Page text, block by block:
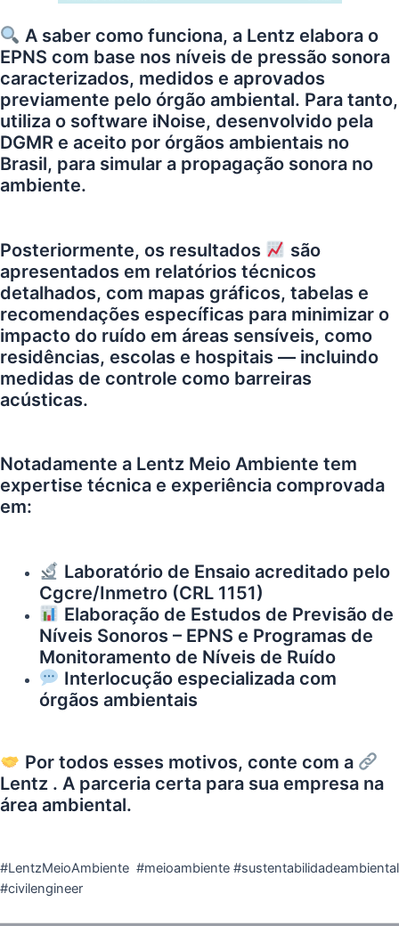
A saber como funciona, a Lentzelabora o
EPNS com base nos níveis de pressão sonora
caracterizados, medidos e aprovados
previamente pelo órgão ambiental. Para tanto,
utiliza o software iNoise, desenvolvido pela
DGMR e aceito por órgãos ambientais no
Brasil, para simular a propagação sonora no
ambiente.
Posteriormente, os resultados
são
apresentados em relatórios técnicos
detalhados, com mapas gráficos, tabelas e
recomendações específicas para minimizar o
impacto do ruído em áreas sensíveis, como
residências, escolas e hospitais — incluindo
medidas de controle como barreiras
acústicas.
Notadamente a Lentz Meio Ambiente tem
expertise técnica e experiência comprovada
em:
Laboratório de Ensaio acreditado pelo
Cgcre/Inmetro (CRL 1151)
Elaboração de Estudos de Previsão de
Níveis Sonoros – EPNS e Programas de
Monitoramento de Níveis de Ruído
Interlocução especializada com
órgãos ambientais
Por todos esses motivos, conte com a
Lentz . A parceria certa para sua empresa na
área ambiental.
#LentzMeioAmbiente #meioambiente #sustentabilidadeambiental
#civilengineer